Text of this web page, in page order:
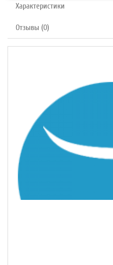
Характеристики
Отзывы (0)